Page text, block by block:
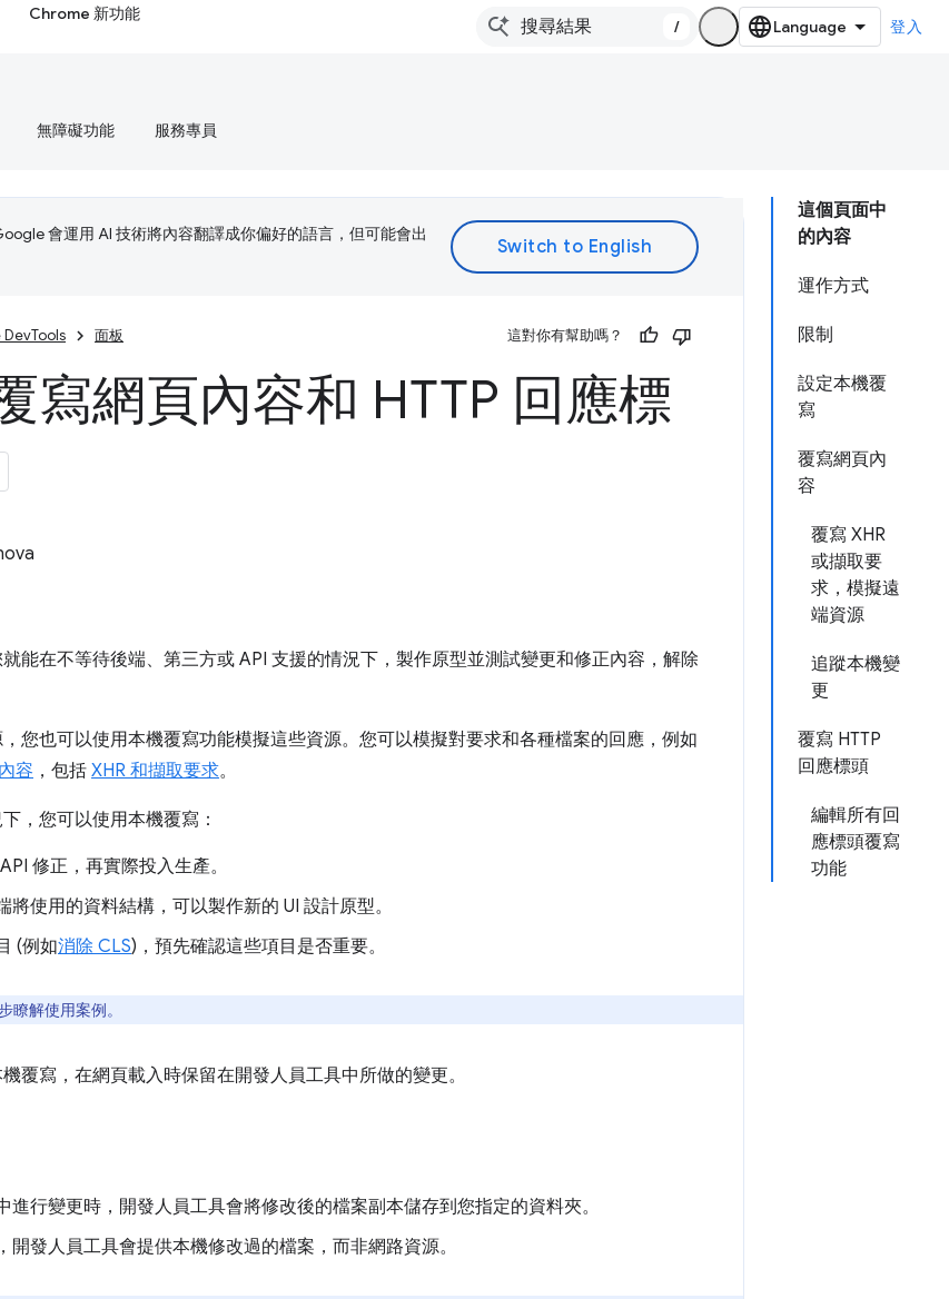
Chrome 新功能
/ 登入
無障礙功能 服務專員
這個頁面中
的內容
運作方式
限制
設定本機覆
寫
覆寫網頁內
容
覆寫 XHR
或擷取要
求，模擬遠
端資源
追蹤本機變
更
覆寫 HTTP
回應標頭
編輯所有回
應標頭覆寫
功能
會運用 AI 技術將內容翻譯成你偏好的語言，但可能會出
面板 這對你有幫助嗎？
寫網頁內容和 HTTP 回應標
能在不等待後端、第三方或 API 支援的情況下，製作原型並測試變更和修正內容，解除
您也可以使用本機覆寫功能模擬這些資源。您可以模擬對要求和各種檔案的回應，例如
容 ，包括 XHR 和擷取要求。
，您可以使用本機覆寫：
修正，再實際投入生產。
將使用的資料結構，可以製作新的 UI 設計原型。
(例如消除 CLS)，預先確認這些項目是否重要。
瞭解使用案例。
覆寫，在網頁載入時保留在開發人員工具中所做的變更。
進行變更時，開發人員工具會將修改後的檔案副本儲存到您指定的資料夾。
開發人員工具會提供本機修改過的檔案，而非網路資源。